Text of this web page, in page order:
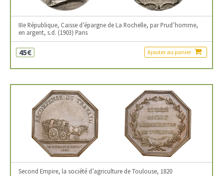
IIIe République, Caisse d’épargne de La Rochelle, par Prud’homme,
en argent, s.d. (1903) Paris
45€ Ajouter au panier
Second Empire, la société d’agriculture de Toulouse, 1820